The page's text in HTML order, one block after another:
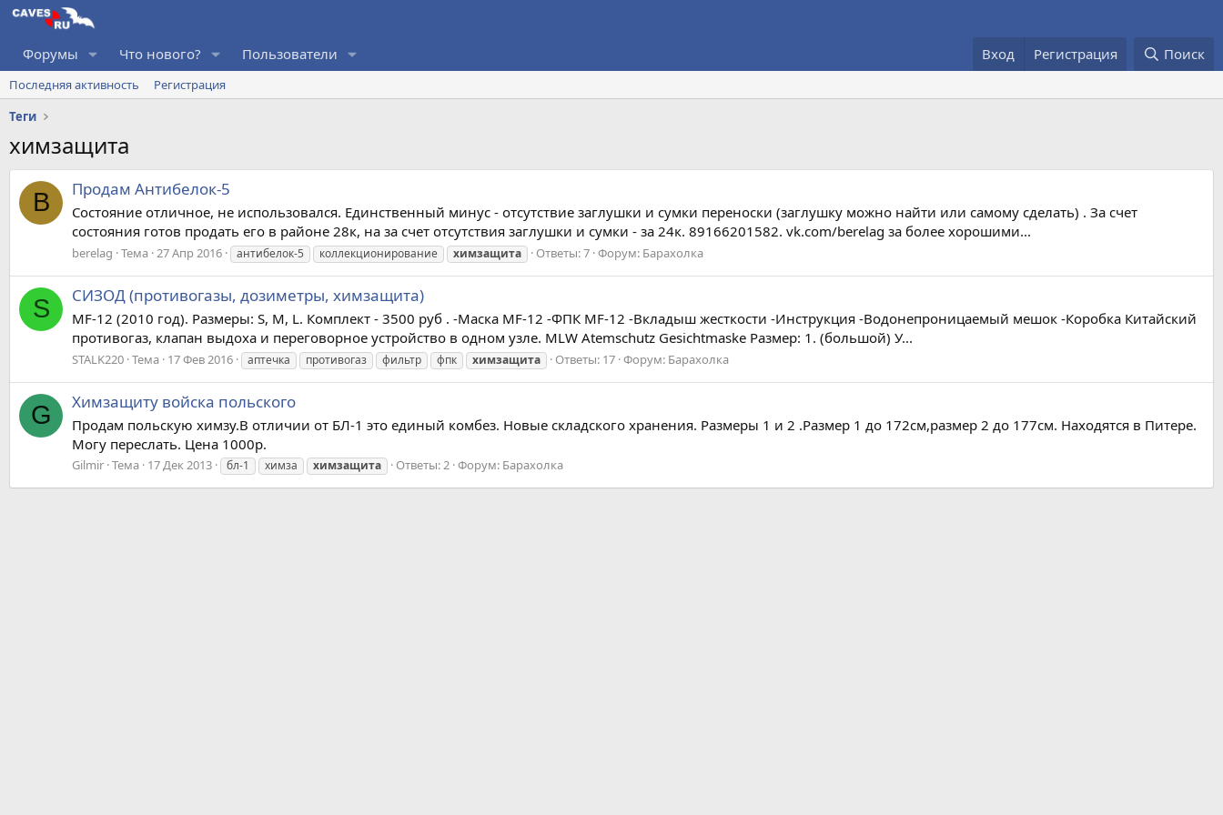
Форумы Что нового? Пользователи Вход Регистрация Поиск
Последняя активность
Регистрация
Теги
химзащита
B Продам Антибелок-5
Состояние отличное, не использовался. Единственный минус - отсутствие заглушки и сумки переноски (заглушку можно найти или самому сделать) . За счет
состояния готов продать его в районе 28к, на за счет отсутствия заглушки и сумки - за 24к. 89166201582. vk.com/berelag за более хорошими...
berelag Тема 27 Апр 2016 антибелок-5 коллекционирование химзащита Ответы: 7 Форум: Барахолка
S СИЗОД (противогазы, дозиметры, химзащита)
MF-12 (2010 год). Размеры: S, M, L. Комплект - 3500 руб . -Маска MF-12 -ФПК MF-12 -Вкладыш жесткости -Инструкция -Водонепроницаемый мешок -Коробка Китайский
противогаз, клапан выдоха и переговорное устройство в одном узле. MLW Atemschutz Gesichtmaske Размер: 1. (большой) У...
STALK220 Тема 17 Фев 2016 аптечка противогаз фильтр фпк химзащита Ответы: 17 Форум: Барахолка
G Химзащиту войска польского
Продам польскую химзу.В отличии от БЛ-1 это единый комбез. Новые складского хранения. Размеры 1 и 2 .Размер 1 до 172см,размер 2 до 177см. Находятся в Питере.
Могу переслать. Цена 1000р.
Gilmir Тема 17 Дек 2013 бл-1 химза химзащита Ответы: 2 Форум: Барахолка